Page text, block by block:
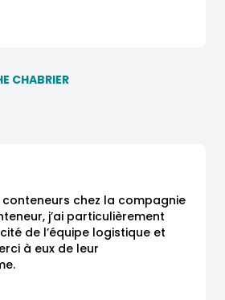
CHABRIER
conteneurs chez la compagnie
j’ai particulièrement
de l’équipe logistique et
à eux de leur